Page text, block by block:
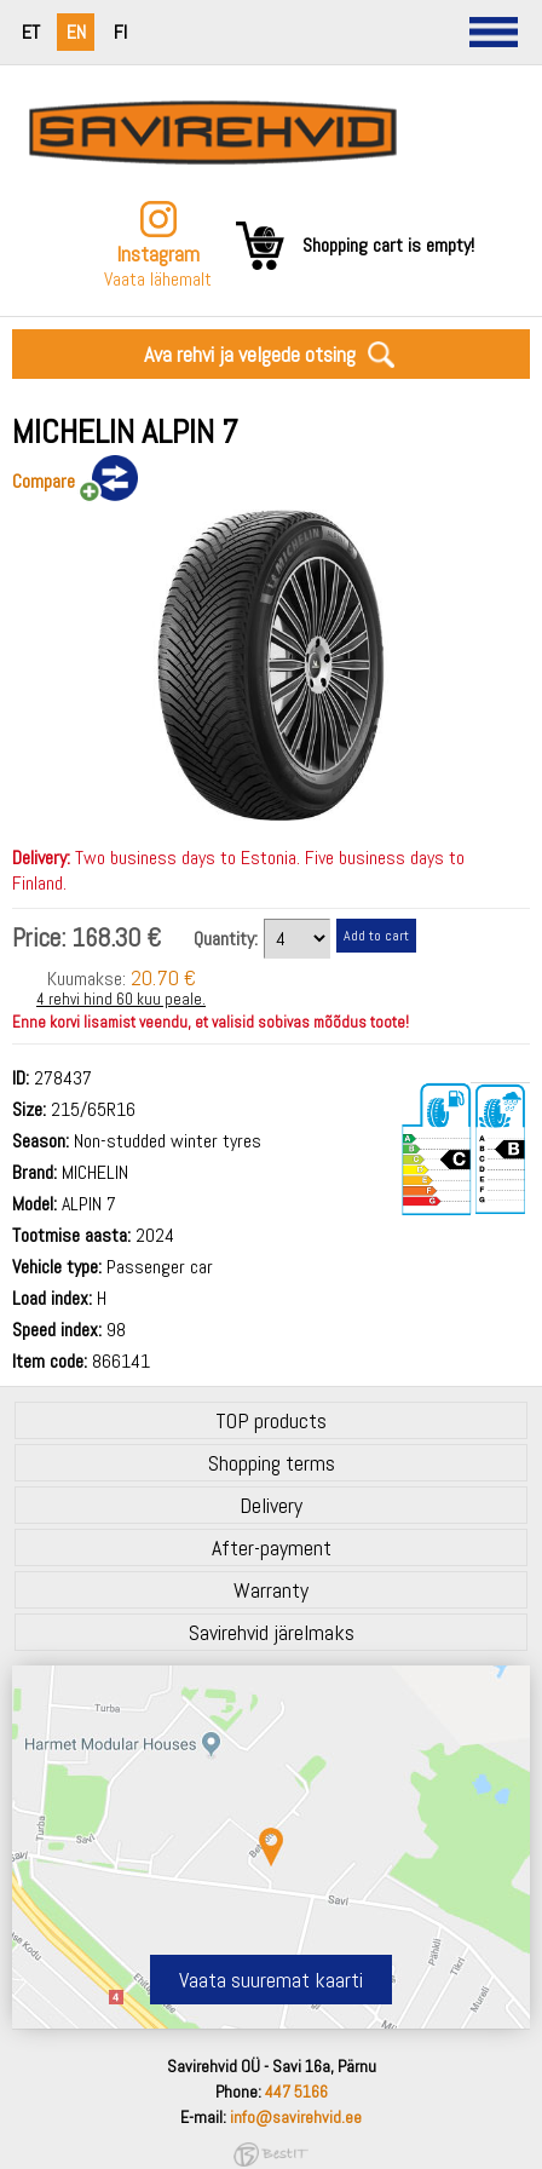
ET EN FI
Instagram
Vaata lähemalt
Shopping cart is empty!
Ava rehvi ja velgede otsing
MICHELIN ALPIN 7
Compare
Delivery:Two business days to Estonia. Five business days to
Finland.
Price: 168.30 €
Quantity:
Kuumakse: 20.70 €
4 rehvi hind 60 kuu peale.
Enne korvi lisamist veendu, et valisid sobivas mõõdus toote!
ID: 278437
Size: 215/65R16
Season: Non-studded winter tyres
Brand: MICHELIN
Model:ALPIN 7
Tootmise aasta: 2024
Vehicle type: Passenger car
Load index: H
Speed index: 98
Item code: 866141
TOP products
Shopping terms
Delivery
After-payment
Warranty
Savirehvid järelmaks
Vaata suuremat kaarti
Savirehvid OÜ - Savi 16a, Pärnu
Phone:447 5166
E-mail: info@savirehvid.ee